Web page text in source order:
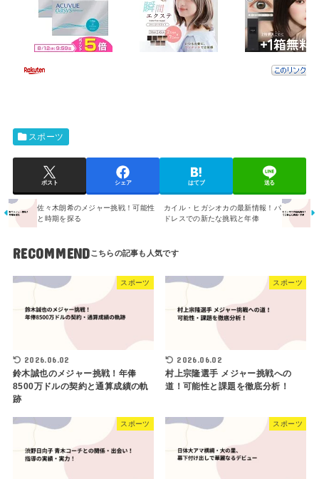
スポーツ
ポスト シェア はてブ 送る
佐々木朗希のメジャー挑戦！可能性
と時期を探る
カイル・ヒガシオカの最新情報！パ
ドレスでの新たな挑戦と年俸
RECOMMEND
スポーツ
2026.06.02
鈴木誠也のメジャー挑戦！年俸
8500万ドルの契約と通算成績の軌
跡
スポーツ
2026.06.02
村上宗隆選手 メジャー挑戦への
道！可能性と課題を徹底分析！
スポーツ スポーツ